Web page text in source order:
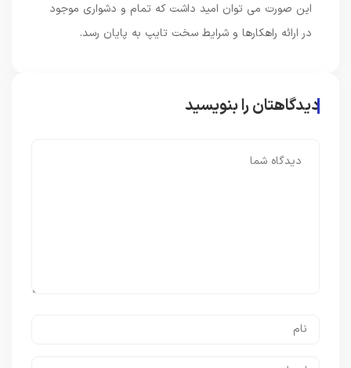
این صورت می توان امید داشت که تمام و دشواری موجود
در ارائه راهکارها و شرایط سخت تایپ به پایان رسد.
دیدگاهتان را بنویسید